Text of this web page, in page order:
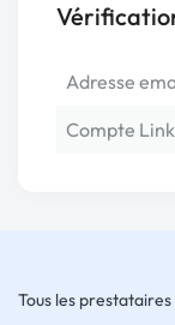
Adresse
Compte
Tous les prestataires